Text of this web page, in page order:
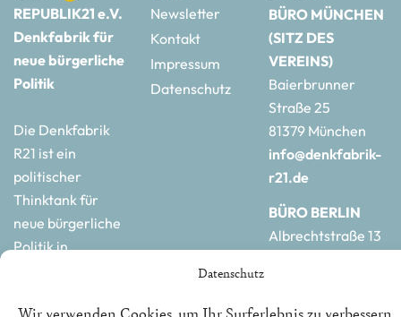
Datenschutz
REPUBLIK21 e.V.
Denkfabrik für
neue bürgerliche
Politik
Die Denkfabrik
R21 ist ein
politischer
Thinktank für
neue bürgerliche
Politik in
Newsletter
Kontakt
Impressum
Datenschutz
BÜRO MÜNCHEN
(SITZ DES
VEREINS)
Baierbrunner
Straße 25
81379 München
info@denkfabrik-
r21.de
BÜRO BERLIN
Albrechtstraße 13
r21.de